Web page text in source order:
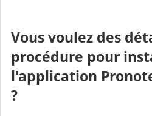
Vous voulez des
procédure pour
l'application
?